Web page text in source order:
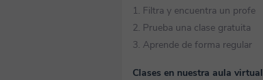
1. Filtra y encuentra un profe
2. Prueba una clase gratuita
3. Aprende de forma regular
Clases en nuestra aula virtual